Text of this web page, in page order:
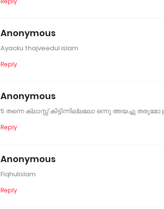
Anonymous
Ayacku thajveedul islam
Reply
Anonymous
5 തന്നെ ക്ലാസ്സ് കിട്ടിന്നില്ലലോ ഒന്നു അയച്ചു
Reply
Anonymous
Fiqhulislam
Reply